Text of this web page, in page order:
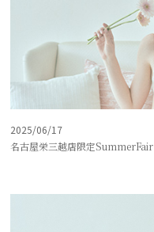
2025/06/17
名古屋栄三越店限定SummerFair